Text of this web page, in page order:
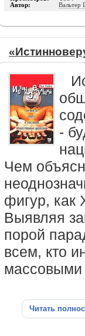
Автор: Вальтер
-
Чем
фигур, как
Выявляя
порой
всем, кто
Читать